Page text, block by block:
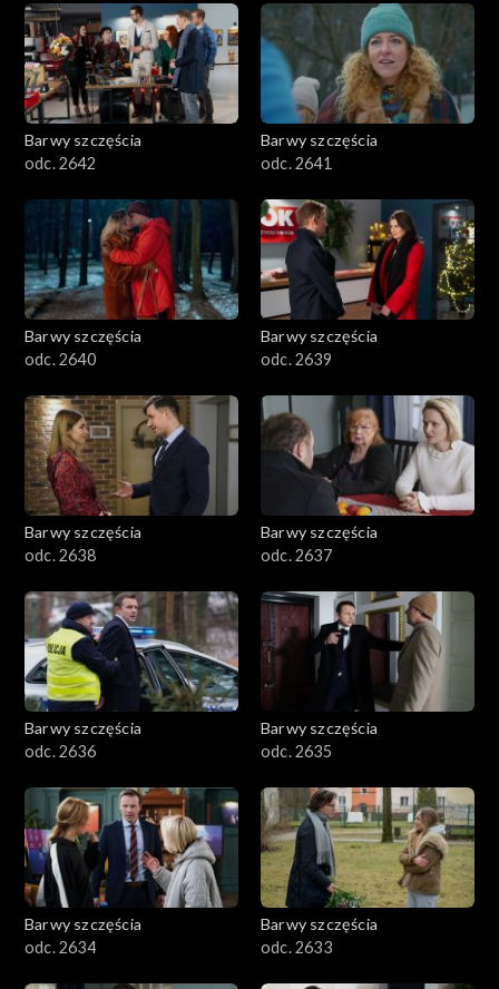
Barwy szczęścia
odc. 2642
Barwy szczęścia
odc. 2641
Barwy szczęścia
odc. 2640
Barwy szczęścia
odc. 2639
Barwy szczęścia
odc. 2638
Barwy szczęścia
odc. 2637
Barwy szczęścia
odc. 2636
Barwy szczęścia
odc. 2635
Barwy szczęścia
odc. 2634
Barwy szczęścia
odc. 2633